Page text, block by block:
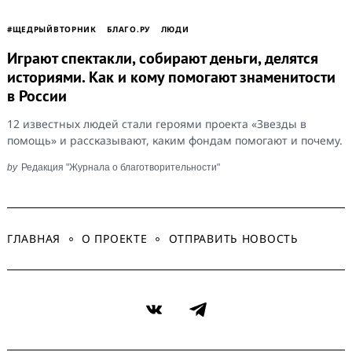
#ЩЕДРЫЙВТОРНИК БЛАГО.РУ ЛЮДИ
Играют спектакли, собирают деньги, делятся
историями. Как и кому помогают знаменитости
в России
12 известных людей стали героями проекта «Звезды в
помощь» и рассказывают, каким фондам помогают и почему.
by Редакция "Журнала о благотворительности"
ГЛАВНАЯ О ПРОЕКТЕ ОТПРАВИТЬ НОВОСТЬ
VK Telegram